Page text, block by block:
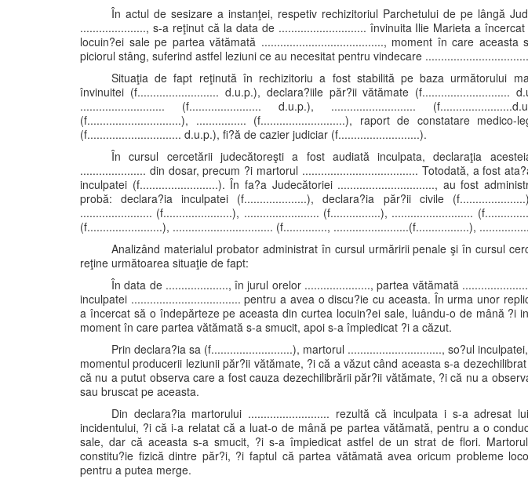
În actul de sesizare a instanţei, respetiv rechizitoriul Parchetului de pe lângă
....................., s-a reţinut că la data de ............................ învinuita Ilie Marieta a
locuin?ei sale pe partea vătămată ......................................., moment în care
piciorul stâng, suferind astfel leziuni ce au necesitat pentru vindecare
Situaţia de fapt reţinută în rechizitoriu a fost stabilită pe baza următorului
învinuitei (f.......................... d.u.p.), declara?iile păr?ii vătămate (f............................
........................... (f....................... d.u.p.), ...........................
(f..............................), ................ (f...........................), raport de constatare medico-
(f.............................. d.u.p.), fi?ă de cazier judiciar (f..........................).
În cursul cercetării judecătoreşti a fost audiată inculpata, declaraţia
..................... din dosar, precum ?i martorul ..................................... Totodată, a fost
inculpatei (f.........................). În fa?a Judecătoriei ..............................., au fost
probă: declara?ia inculpatei (f....................), declara?ia păr?ii civile
....................... (f......................), ........................ (f................), ..........................
(f........................), ................................ (f.............., ........................(f.................),
Analizând materialul probator administrat în cursul urmăririi penale şi în cursul
reţine următoarea situaţie de fapt:
În data de ...................., în jurul orelor ....................., partea vătămată
inculpatei ................................... pentru a avea o discu?ie cu aceasta. În urma unor
a încercat să o îndepărteze pe aceasta din curtea locuin?ei sale, luându-o de mână ?i
moment în care partea vătămată s-a smucit, apoi s-a împiedicat ?i a căzut.
Prin declara?ia sa (f..........................), martorul .............................., so?ul
momentul producerii leziunii păr?ii vătămate, ?i că a văzut când aceasta s-a
că nu a putut observa care a fost cauza dezechilibrării păr?ii vătămate, ?i că nu a
sau bruscat pe aceasta.
Din declara?ia martorului .......................... rezultă că inculpata i s-a adresat
incidentului, ?i că i-a relatat că a luat-o de mână pe partea vătămată, pentru a o
sale, dar că aceasta s-a smucit, ?i s-a împiedicat astfel de un strat de flori.
constitu?ie fizică dintre păr?i, ?i faptul că partea vătămată avea oricum probleme
pentru a putea merge.